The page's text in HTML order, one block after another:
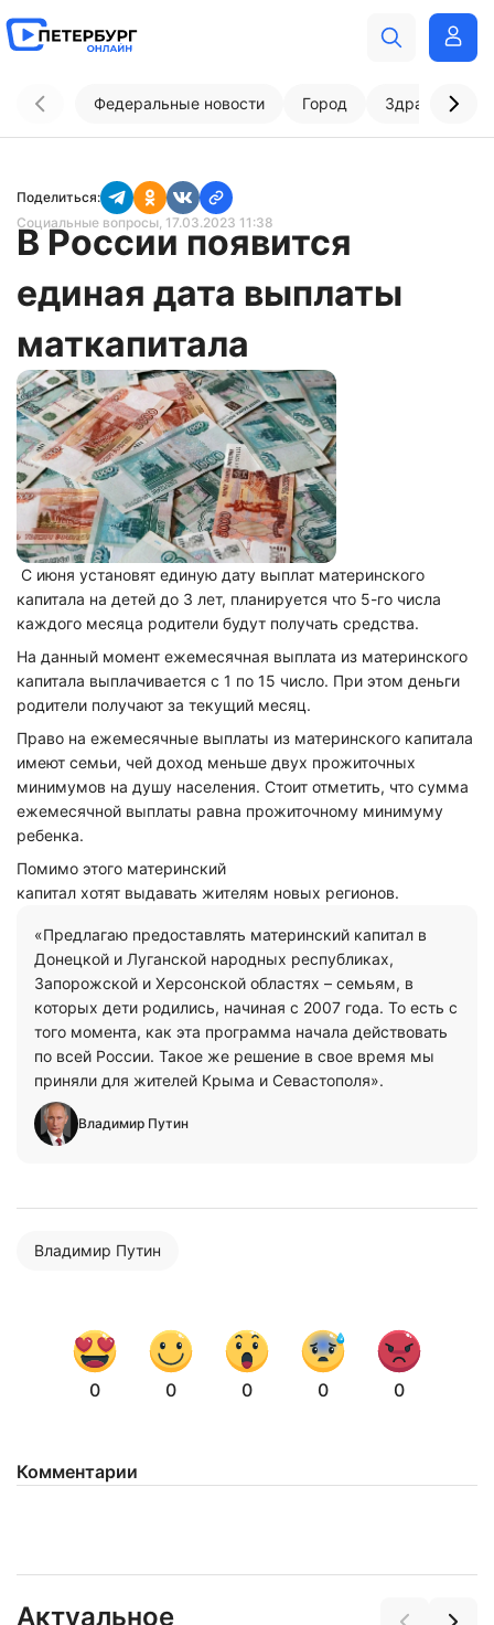
Федеральные новости Город
Поделиться:
Социальные вопросы, 17.03.2023 11:38
В России появится
единая дата выплаты
маткапитала
С июня установят единую дату выплат материнского
капитала на детей до 3 лет, планируется что 5-го числа
каждого месяца родители будут получать средства.
На данный момент ежемесячная выплата из материнского
капитала выплачивается с 1 по 15 число. При этом деньги
родители получают за текущий месяц.
Право на ежемесячные выплаты из материнского капитала
имеют семьи, чей доход меньше двух прожиточных
минимумов на душу населения. Стоит отметить, что сумма
ежемесячной выплаты равна прожиточному минимуму
ребенка.
Помимо этого материнский
капитал хотят выдавать жителям новых регионов.
«Предлагаю предоставлять материнский капитал в
Донецкой и Луганской народных республиках,
Запорожской и Херсонской областях – семьям, в
которых дети родились, начиная с 2007 года. То есть с
того момента, как эта программа начала действовать
по всей России. Такое же решение в свое время мы
приняли для жителей Крыма и Севастополя».
Владимир Путин
Владимир Путин
0 0 0 0 0
Комментарии
АктуальноеНажимая на кнопку "Отправить" вы